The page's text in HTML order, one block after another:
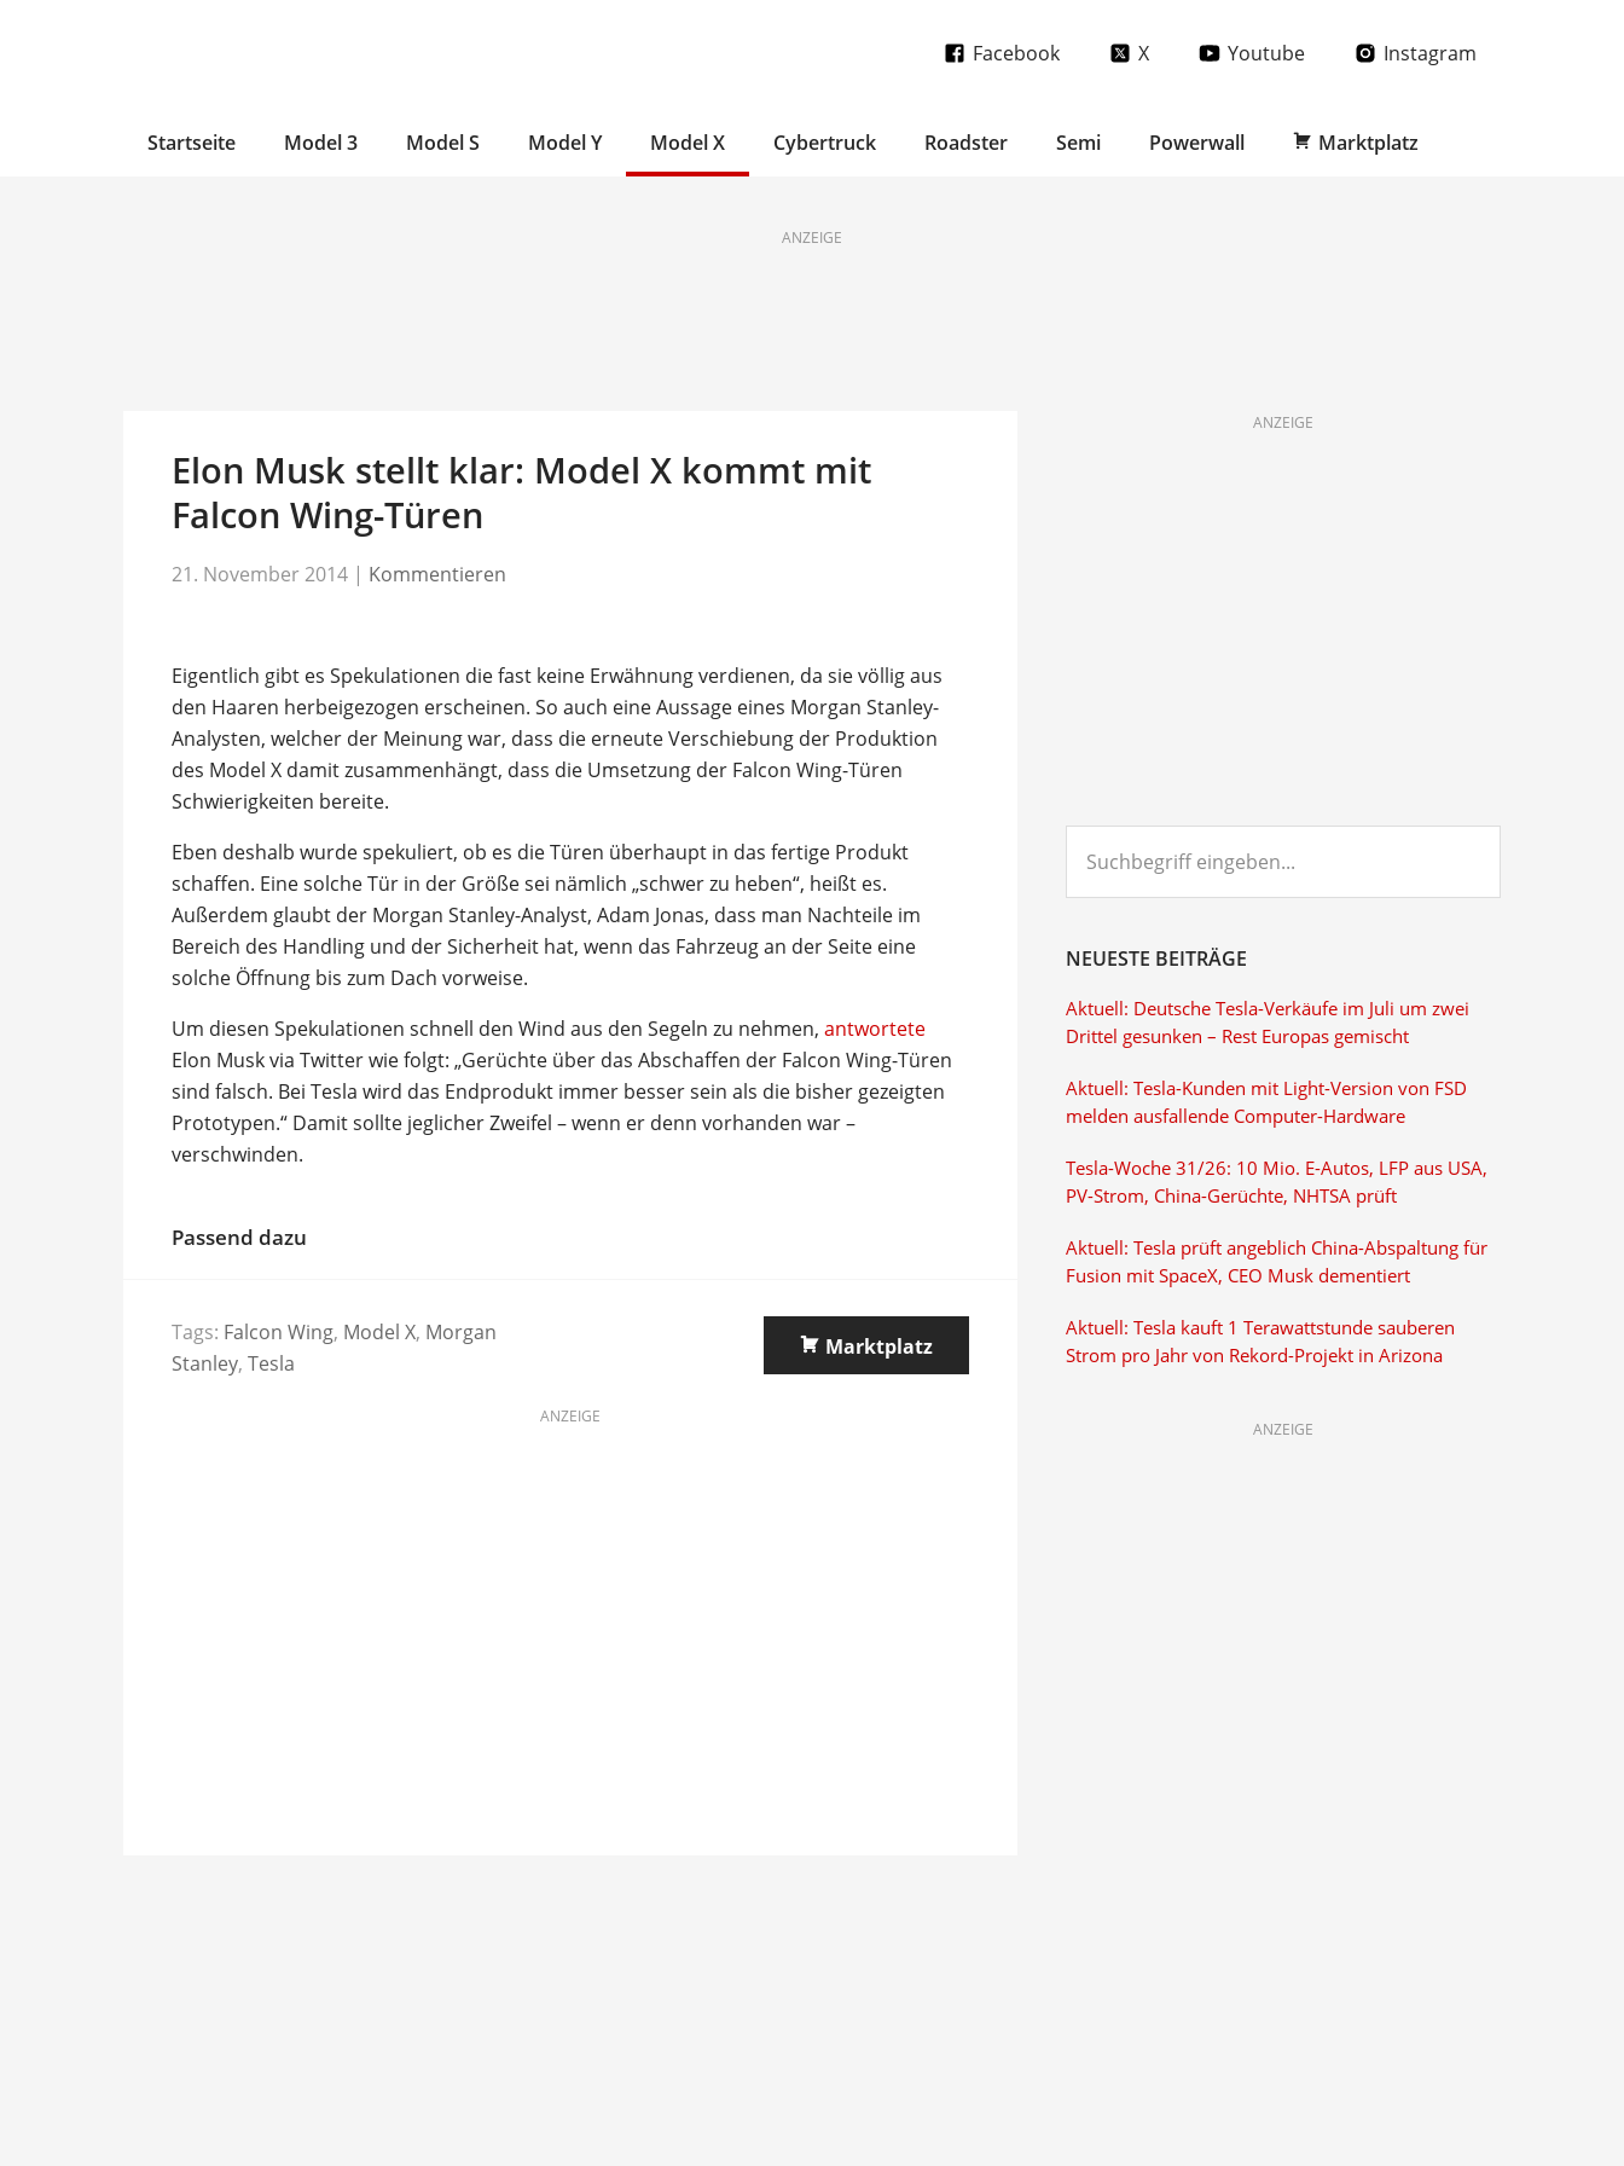
Facebook X Youtube Instagram
Startseite Model 3 Model S Model Y Model X Cybertruck Roadster Semi Powerwall Marktplatz
ANZEIGE
Elon Musk stellt klar: Model X kommt mit
Falcon Wing-Türen
21. November 2014 | Kommentieren
Eigentlich gibt es Spekulationen die fast keine Erwähnung verdienen, da sie völlig aus
den Haaren herbeigezogen erscheinen. So auch eine Aussage eines Morgan Stanley-
Analysten, welcher der Meinung war, dass die erneute Verschiebung der Produktion
des Model X damit zusammenhängt, dass die Umsetzung der Falcon Wing-Türen
Schwierigkeiten bereite.
Eben deshalb wurde spekuliert, ob es die Türen überhaupt in das fertige Produkt
schaffen. Eine solche Tür in der Größe sei nämlich „schwer zu heben“, heißt es.
Außerdem glaubt der Morgan Stanley-Analyst, Adam Jonas, dass man Nachteile im
Bereich des Handling und der Sicherheit hat, wenn das Fahrzeug an der Seite eine
solche Öffnung bis zum Dach vorweise.
Um diesen Spekulationen schnell den Wind aus den Segeln zu nehmen, antwortete
Elon Musk via Twitter wie folgt: „Gerüchte über das Abschaffen der Falcon Wing-Türen
sind falsch. Bei Tesla wird das Endprodukt immer besser sein als die bisher gezeigten
Prototypen.“ Damit sollte jeglicher Zweifel – wenn er denn vorhanden war –
verschwinden.
Passend dazu
Tags: Falcon Wing, Model X, Morgan
Stanley, Tesla
Marktplatz
ANZEIGE
ANZEIGE
eingeben...
NEUESTE BEITRÄGE
Aktuell: Deutsche Tesla-Verkäufe im Juli um zwei
Drittel gesunken – Rest Europas gemischt
Aktuell: Tesla-Kunden mit Light-Version von FSD
melden ausfallende Computer-Hardware
Tesla-Woche 31/26: 10 Mio. E-Autos, LFP aus USA,
PV-Strom, China-Gerüchte, NHTSA prüft
Aktuell: Tesla prüft angeblich China-Abspaltung für
Fusion mit SpaceX, CEO Musk dementiert
Aktuell: Tesla kauft 1 Terawattstunde sauberen
Strom pro Jahr von Rekord-Projekt in Arizona
ANZEIGE